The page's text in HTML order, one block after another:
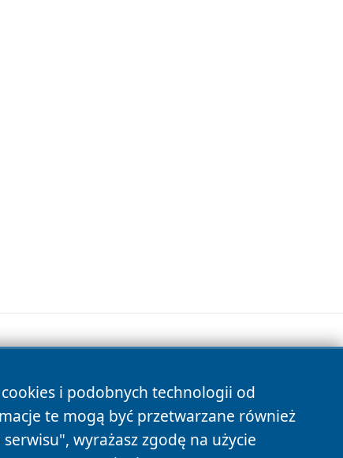
cookies i podobnych technologii od
te mogą być przetwarzane również
wyrażasz zgodę na użycie